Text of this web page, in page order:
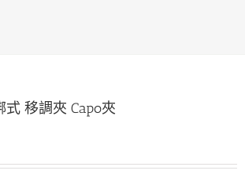
移調夾 Capo夾